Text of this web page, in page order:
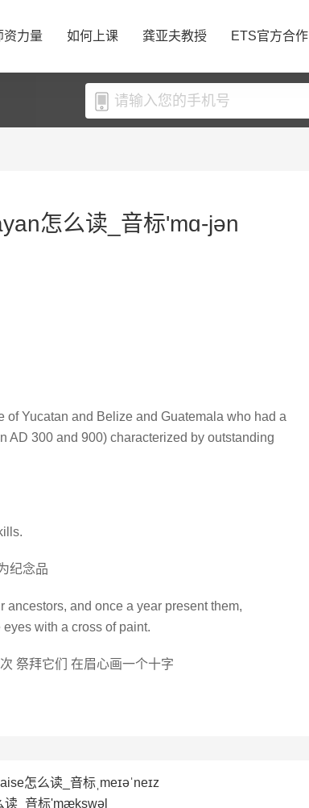
资力量 如何上课 龚亚夫教授 ETS官方合作
怎么读_音标'mɑ-jən
of Yucatan and Belize and Guatemala who had a
AD 300 and 900) characterized by outstanding
纪念品
and once a year present them,
with a cross of paint.
祭拜它们 在眉心画一个十字
怎么读_音标ˌmeɪəˈneɪz
读_音标'mækswәl